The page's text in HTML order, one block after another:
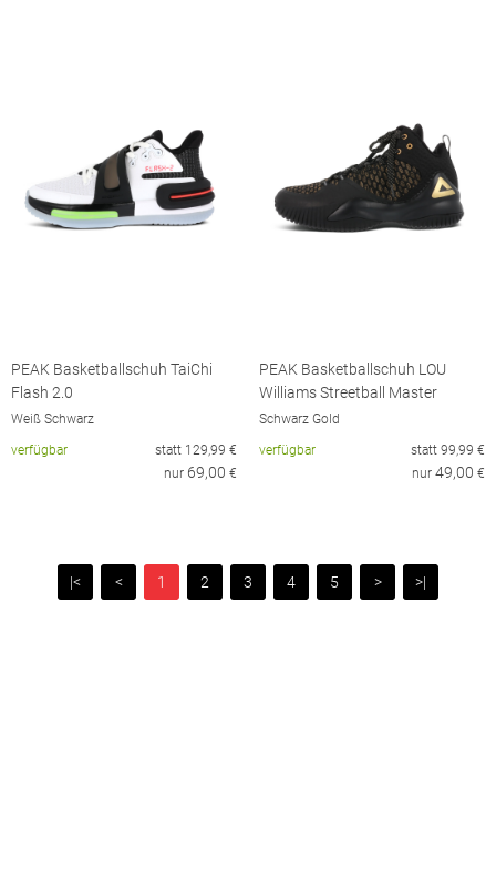
PEAK Basketballschuh TaiChi
Flash 2.0
Weiß Schwarz
verfügbar
statt 129,99 €
nur 69,00 €
PEAK Basketballschuh LOU
Williams Streetball Master
Schwarz Gold
verfügbar
statt 99,99 €
nur 49,00 €
|< < 1 2 3 4 5 > >|